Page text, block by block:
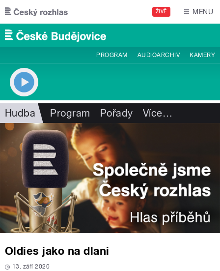
Přejít k hlavnímu obsahu
ŽIVĚ MENU
PROGRAM AUDIOARCHIV KAMERY
Hudba Program Pořady Více…
Oldies jako na dlani
13. září 2020